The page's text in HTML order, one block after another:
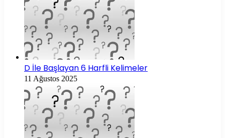
D İle Başlayan 6 Harfli Kelimeler
11 Ağustos 2025